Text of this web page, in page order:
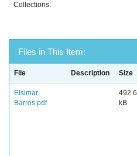
Collections:
Files in This Item:
File Description Size
Elsimar
Barros.pdf
492.6
kB